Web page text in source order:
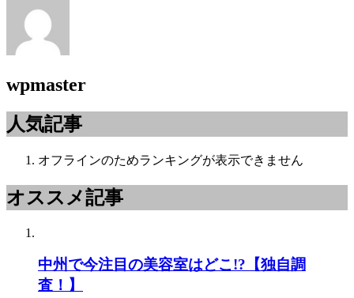
wpmaster
人気記事
オフラインのためランキングが表示できません
オススメ記事
中州で今注目の美容室はどこ!?【独自調
査！】